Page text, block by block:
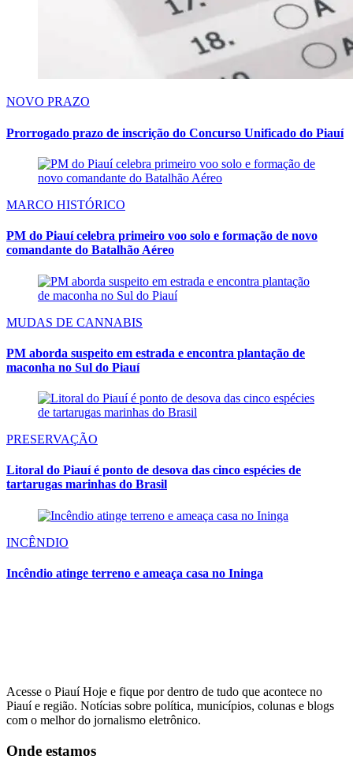
NOVO PRAZO
Prorrogado prazo de inscrição do Concurso Unificado do Piauí
MARCO HISTÓRICO
PM do Piauí celebra primeiro voo solo e formação de novo
comandante do Batalhão Aéreo
MUDAS DE CANNABIS
PM aborda suspeito em estrada e encontra plantação de
maconha no Sul do Piauí
PRESERVAÇÃO
Litoral do Piauí é ponto de desova das cinco espécies de
tartarugas marinhas do Brasil
INCÊNDIO
Incêndio atinge terreno e ameaça casa no Ininga
Acesse o Piauí Hoje e fique por dentro de tudo que acontece no
Piauí e região. Notícias sobre política, municípios, colunas e blogs
com o melhor do jornalismo eletrônico.
Onde estamos